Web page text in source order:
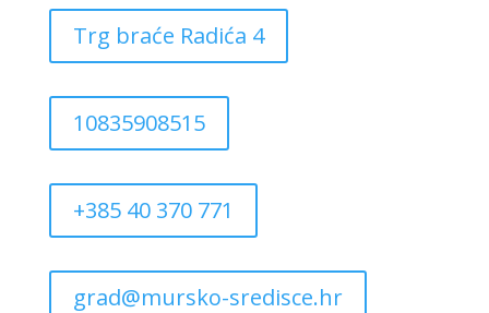
Trg braće Radića 4
10835908515
+385 40 370 771
grad@mursko-sredisce.hr